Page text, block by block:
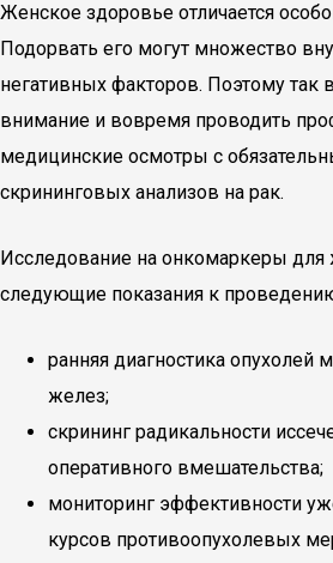
Женское здоровье отличается
Подорвать его могут множество
негативных факторов. Поэтому так
внимание и вовремя проводить
медицинские осмотры с
скрининговых анализов на рак.
Исследование на онкомаркеры
следующие показания к
ранняя диагностика опухолей
желез;
скрининг радикальности
оперативного вмешательства;
мониторинг эффективности
курсов противоопухолевых